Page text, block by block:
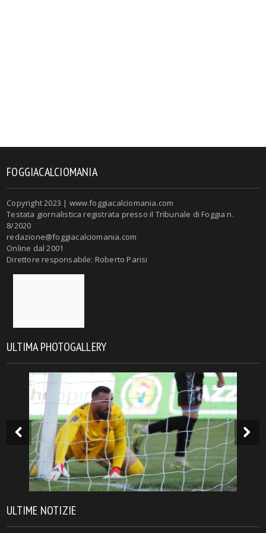
FOGGIACALCIOMANIA
Copyright 2023 | www.foggiacalciomania.com
Testata giornalistica registrata presso il Tribunale di Foggia n.
8/2020
redazione@foggiacalciomania.com
Online dal 2001
Direttore responsabile: Roberto Parisi
ULTIMA PHOTOGALLERY
ULTIME NOTIZIE